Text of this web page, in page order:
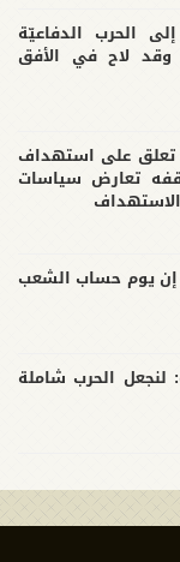
الحرب الدفاعيّة
وقد لاح في الأفق
تعلق على استهداف
تعارض سياسات
إن يوم حساب الشعب
لنجعل الحرب شاملة